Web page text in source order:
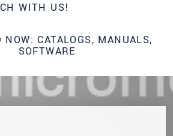
WITH US!
NOW: CATALOGS, MANUALS,
SOFTWARE
důvěrně. Přečtěte si
o ochraně osobních údajů